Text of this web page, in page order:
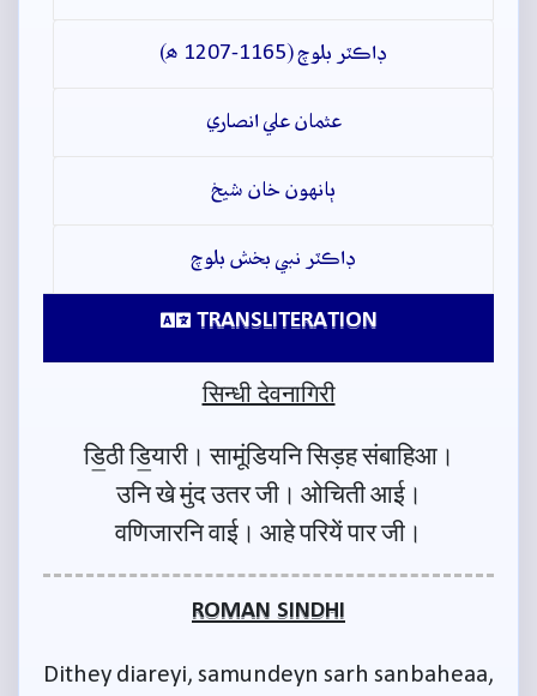
ڊاڪٽر بلوچ (1165-1207 ھ)
عثمان علي انصاري
ٻانهون خان شيخ
ڊاڪٽر نبي بخش بلوچ
TRANSLITERATION
सिन्धी देवनागिरी
डि॒ठी डि॒यारी। सामूंडियनि सिड़ह संबाहिआ।
उनि खे मुंद उतर जी। ओचिती आई।
वणिजारनि वाई। आहे परियें पार जी।
ROMAN SINDHI
Dithey diareyi, samundeyn sarh sanbaheaa,